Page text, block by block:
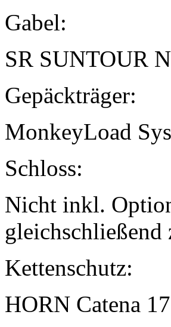
Gabel:
SR SUNTOUR
Gepäckträger:
MonkeyLoad
Schloss:
Nicht inkl.
Kettenschutz:
HORN Catena 17